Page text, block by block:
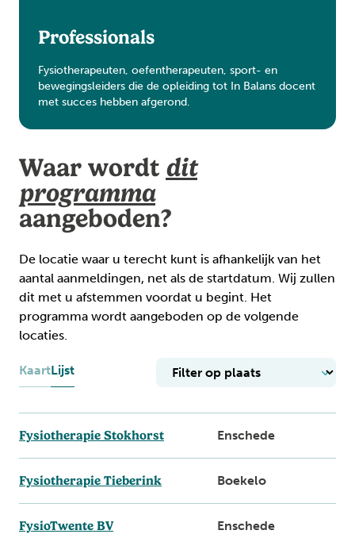
Professionals
Fysiotherapeuten, oefentherapeuten, sport- en
bewegingsleiders die de opleiding tot In Balans docent
met succes hebben afgerond.
Waar wordt dit
programma
aangeboden?
De locatie waar u terecht kunt is afhankelijk van het
aantal aanmeldingen, net als de startdatum. Wij zullen
dit met u afstemmen voordat u begint. Het
programma wordt aangeboden op de volgende
locaties.
KaartLijst
Fysiotherapie Stokhorst Enschede
Fysiotherapie Tieberink Boekelo
FysioTwente BV Enschede